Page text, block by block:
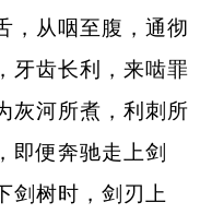
，从咽至腹，通彻
牙齿长利，来啮罪
灰河所煮，利刺所
即便奔驰走上剑
剑树时，剑刃上